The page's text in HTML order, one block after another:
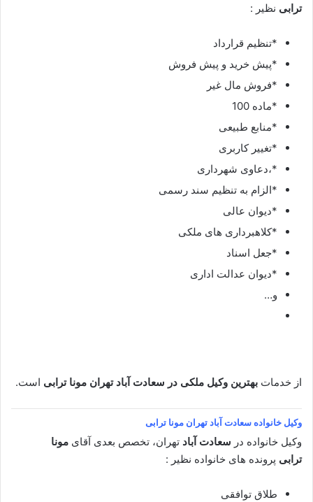
ترابی نظیر :
*تنظیم قرارداد
*پیش خرید و پیش فروش
*فروش مال غیر
*ماده 100
*منابع طبیعی
*تغییر کاربری
*،دعاوی شهرداری
*الزام به تنظیم سند رسمی
*دیوان عالی
*کلاهبرداری های ملکی
*جعل اسناد
*دیوان عدالت اداری
و…
از خدمات بهترین وکیل ملکی در سعادت آباد تهران مونا ترابی است.
وکیل خانواده سعادت آباد تهران مونا ترابی
وکیل خانواده در سعادت آباد تهران، تخصص بعدی آقای مونا
ترابی پرونده های خانواده نظیر :
طلاق توافقی